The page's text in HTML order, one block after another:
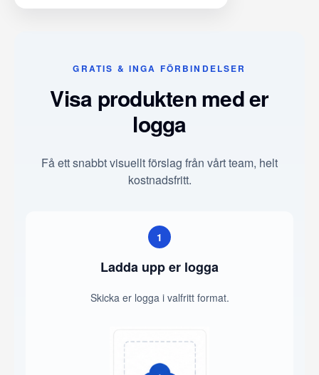
GRATIS & INGA FÖRBINDELSER
Visa produkten med er
logga
Få ett snabbt visuellt förslag från vårt team, helt
kostnadsfritt.
1
Ladda upp er logga
Skicka er logga i valfritt format.